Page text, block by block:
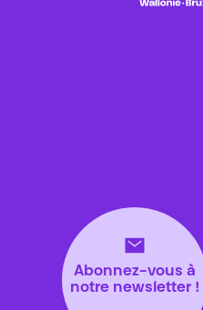
Abonnez-vous à
notre newsletter !